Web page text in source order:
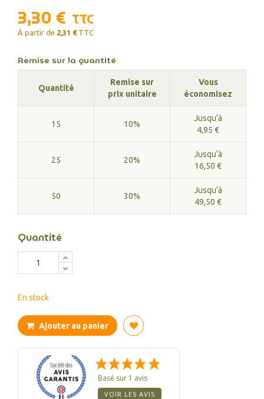
3,30 € TTC
À partir de 2,31 € TTC
Remise sur la quantité
Quantité
Remise sur
prix unitaire
Vous
économisez
15 10%
Jusqu'à
4,95 €
25 20%
Jusqu'à
16,50 €
50 30%
Jusqu'à
49,50 €
Quantité
En stock
Ajouter au panier
Basé sur 1 avis
VOIR LES AVIS